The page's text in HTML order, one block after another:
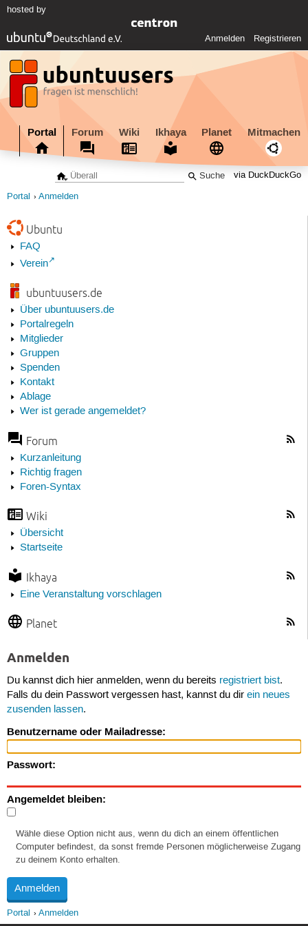
hosted by
Anmelden Registrieren
Portal Forum Wiki Ikhaya Planet Mitmachen
via DuckDuckGo
Portal Anmelden
Ubuntu
FAQ
Verein
ubuntuusers.de
Über ubuntuusers.de
Portalregeln
Mitglieder
Gruppen
Spenden
Kontakt
Ablage
Wer ist gerade angemeldet?
Forum
Kurzanleitung
Richtig fragen
Foren-Syntax
Wiki
Übersicht
Startseite
Ikhaya
Eine Veranstaltung vorschlagen
Planet
Anmelden
Du kannst dich hier anmelden, wenn du bereits registriert bist.
Falls du dein Passwort vergessen hast, kannst du dir ein neues
zusenden lassen.
Benutzername oder Mailadresse:
Passwort:
Angemeldet bleiben:
Wähle diese Option nicht aus, wenn du dich an einem öffentlichen
Computer befindest, da sonst fremde Personen möglicherweise Zugang
zu deinem Konto erhalten.
Portal Anmelden